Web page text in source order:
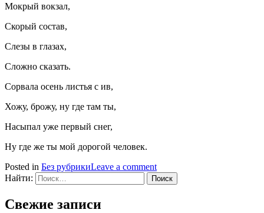
Мокрый вокзал,
Скорый состав,
Слезы в глазах,
Сложно сказать.
Сорвала осень листья с ив,
Хожу, брожу, ну где там ты,
Насыпал уже первый снег,
Ну где же ты мой дорогой человек.
Posted in Без рубрикиLeave a comment
Найти:
Свежие записи